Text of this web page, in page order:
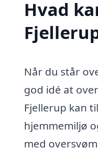
Hvad
Når du står
god idé at
Fjellerup kan
hjemmemiljø
med